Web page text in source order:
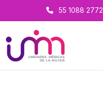
55 1088 2772